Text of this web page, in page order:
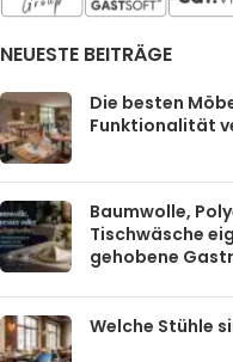
NEUESTE BEITRÄGE
Die besten
Funktionalität
Baumwolle,
Tischwäsche
gehobene
Welche Stühle